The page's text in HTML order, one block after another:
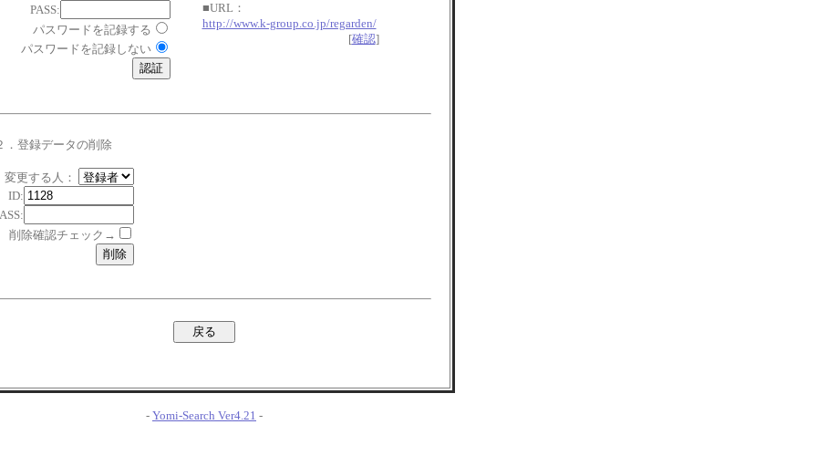
PASS:
パスワードを記録する
パスワードを記録しない
■URL：
http://www.k-group.co.jp/regarden/
[確認]
．登録データの削除
変更する人：
ID:
削除確認チェック→
- Yomi-Search Ver4.21 -